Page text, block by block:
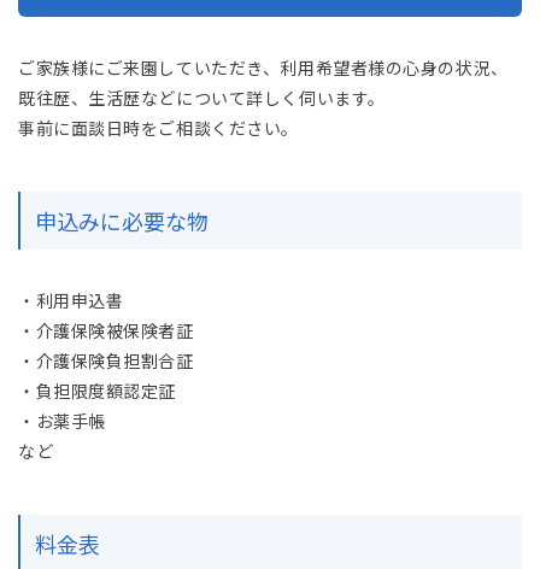
ご家族様にご来園していただき、利用希望者様の心身の状況、
既往歴、生活歴などについて詳しく伺います。
事前に面談日時をご相談ください。
申込みに必要な物
・利用申込書
・介護保険被保険者証
・介護保険負担割合証
・負担限度額認定証
・お薬手帳
など
料金表